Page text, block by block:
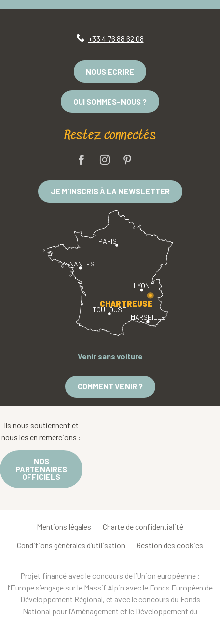
+33 4 76 88 62 08
NOUS ÉCRIRE
QUI SOMMES-NOUS ?
Restez connectés
JE M'INSCRIS À LA NEWSLETTER
PARIS
LYON
TOULOUSE
MARSEILLE
NANTES
CHARTREUSE
Venir sans voiture
COMMENT VENIR ?
Ils nous soutiennent et
nous les en remercions :
NOS
PARTENAIRES
OFFICIELS
Mentions légales Charte de confidentialité
Conditions générales d’utilisation Gestion des cookies
Projet financé avec le concours de l’Union européenne :
l’Europe s’engage sur le Massif Alpin avec le Fonds Européen de
Développement Régional, et avec le concours du Fonds
National pour l’Aménagement et le Développement du